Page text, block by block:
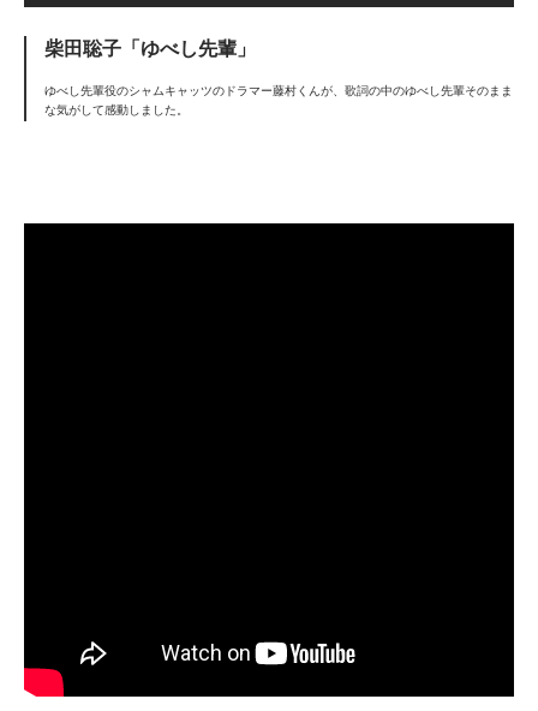
柴田聡子「ゆべし先輩」
ゆべし先輩役のシャムキャッツのドラマー藤村くんが、歌詞の中のゆべし先輩そのまま
な気がして感動しました。